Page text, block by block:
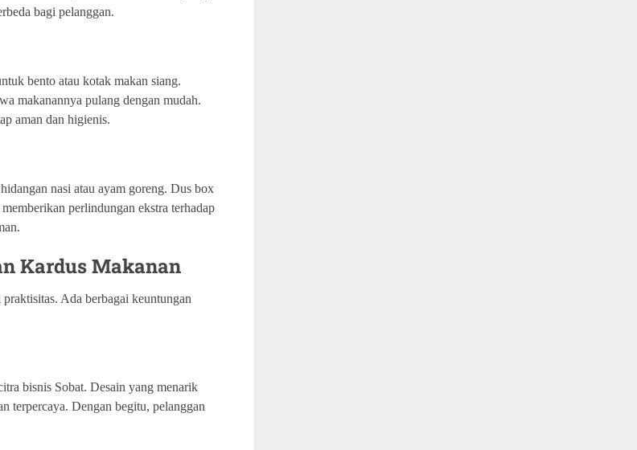
bagi pelanggan.
bento atau kotak makan siang.
makanannya pulang dengan mudah.
aman dan higienis.
nasi atau ayam goreng. Dus box
perlindungan ekstra terhadap
Kardus Makanan
Ada berbagai keuntungan
bisnis Sobat. Desain yang menarik
terpercaya. Dengan begitu, pelanggan